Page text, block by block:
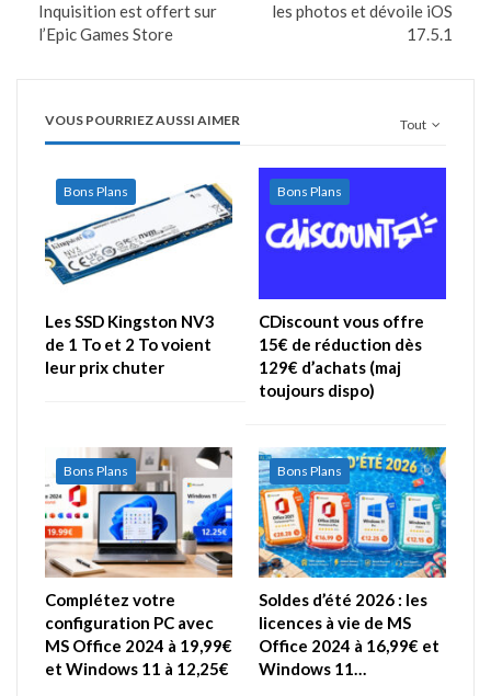
Inquisition est offert sur
l’Epic Games Store
les photos et dévoile iOS
17.5.1
Tout
VOUS POURRIEZ AUSSI AIMER
Bons Plans
Les SSD Kingston NV3
de 1 To et 2 To voient
leur prix chuter
Bons Plans
CDiscount vous offre
15€ de réduction dès
129€ d’achats (maj
toujours dispo)
Bons Plans
Complétez votre
configuration PC avec
MS Office 2024 à 19,99€
et Windows 11 à 12,25€
Bons Plans
Soldes d’été 2026 : les
licences à vie de MS
Office 2024 à 16,99€ et
Windows 11…